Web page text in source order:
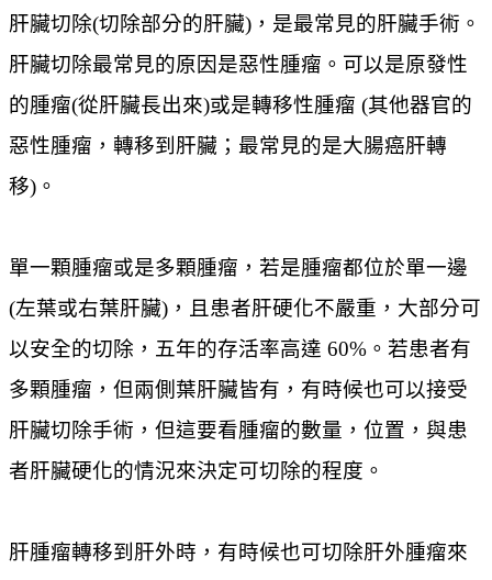
肝臟切除(切除部分的肝臟)，是最常見的肝臟手術。
肝臟切除最常見的原因是惡性腫瘤。可以是原發性
的腫瘤(從肝臟長出來)或是轉移性腫瘤 (其他器官的
惡性腫瘤，轉移到肝臟；最常見的是大腸癌肝轉
移)。
單一顆腫瘤或是多顆腫瘤，若是腫瘤都位於單一邊
(左葉或右葉肝臟)，且患者肝硬化不嚴重，大部分可
以安全的切除，五年的存活率高達 60%。若患者有
多顆腫瘤，但兩側葉肝臟皆有，有時候也可以接受
肝臟切除手術，但這要看腫瘤的數量，位置，與患
者肝臟硬化的情況來決定可切除的程度。
肝腫瘤轉移到肝外時，有時候也可切除肝外腫瘤來